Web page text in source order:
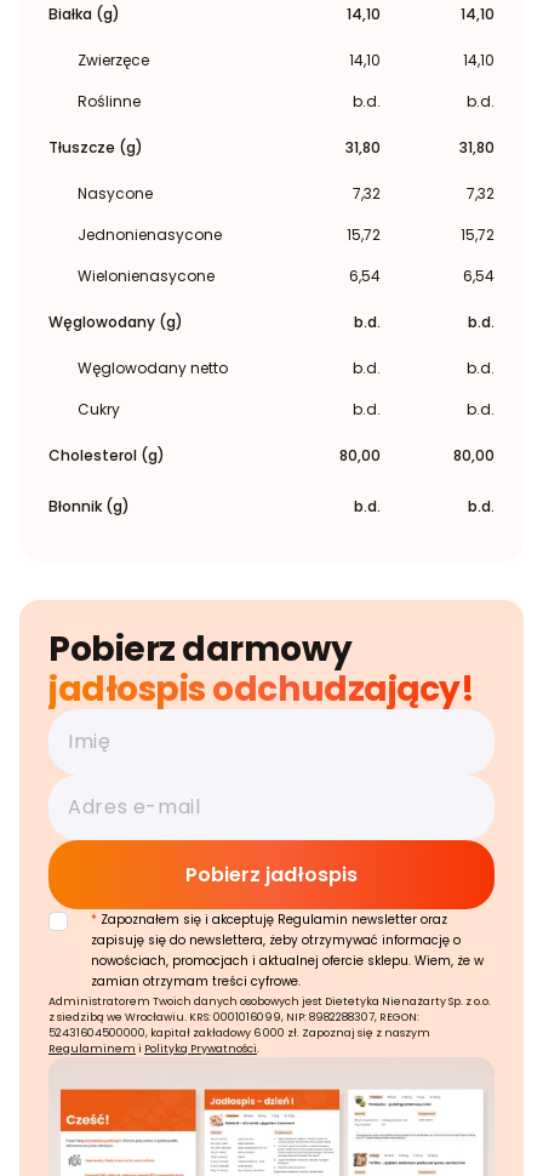
Białka (g) 14,10 14,10
Zwierzęce 14,10
14,10
Roślinne
b.d. b.d.
Tłuszcze (g) 31,80 31,80
Nasycone 7,32
7,32
Jednonienasycone
15,72
15,72
Wielonienasycone
6,54 6,54
Węglowodany (g) b.d. b.d.
Węglowodany netto b.d.
b.d.
Cukry
b.d. b.d.
Cholesterol (g) 80,00 80,00
Błonnik (g) b.d. b.d.
Pobierz darmowy
jadłospis odchudzający!
* Zapoznałem się i akceptuję Regulamin newsletter oraz
zapisuję się do newslettera, żeby otrzymywać informację o
nowościach, promocjach i aktualnej ofercie sklepu. Wiem, że w
zamian otrzymam treści cyfrowe.
Administratorem Twoich danych osobowych jest Dietetyka Nienażarty Sp. z o.o.
z siedzibą we Wrocławiu. KRS: 0001016099, NIP: 8982288307, REGON:
52431604500000, kapitał zakładowy 6 000 zł. Zapoznaj się z naszym
Regulaminem i Polityką Prywatności.